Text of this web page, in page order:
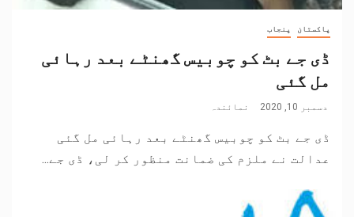
پاکستان پنجاب
ڈی جے بٹ کو چوبیس گھنٹے بعد رہائی
مل گئی
دسمبر 10, 2020 نمائندہ
ڈی جے بٹ کو چوبیس گھنٹے بعد رہائی مل گئی
عدالت نے ملزم کی ضمانت منظور کر لی، ڈی جے...